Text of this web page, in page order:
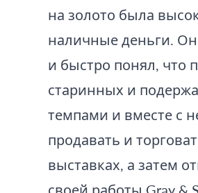
на золото была
наличные деньги.
и быстро понял, что
старинных и
темпами и вместе с
продавать и
выставках, а затем